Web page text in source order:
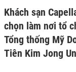
Khách sạn
chọn làm nơi tổ
Tổng thống Mỹ
Tiên Kim Jong